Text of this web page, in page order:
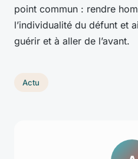
point commun : rendre
l’individualité du défunt et
guérir et à aller de l’avant.
Actu